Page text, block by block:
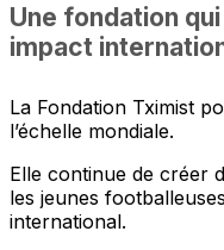
Une fondation
impact
La Fondation Tximist
l’échelle mondiale.
Elle continue de créer
les jeunes
international.